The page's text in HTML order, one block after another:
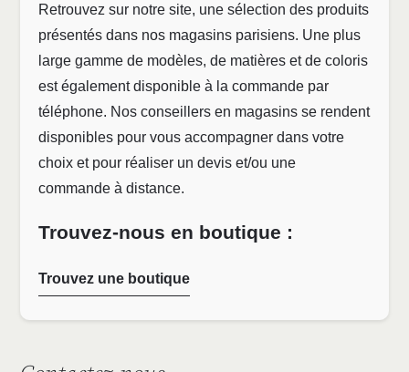
Retrouvez sur notre site, une sélection des produits
présentés dans nos magasins parisiens. Une plus
large gamme de modèles, de matières et de coloris
est également disponible à la commande par
téléphone. Nos conseillers en magasins se rendent
disponibles pour vous accompagner dans votre
choix et pour réaliser un devis et/ou une
commande à distance.
Trouvez-nous en boutique :
Trouvez une boutique